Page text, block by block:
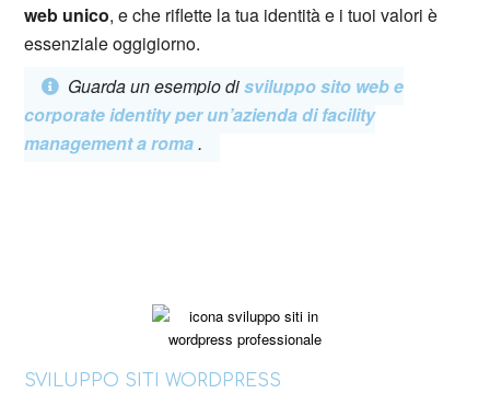
web unico, e che riflette la tua identità e i tuoi valori è
essenziale oggigiorno.
Guarda un esempio disviluppo sito web e
corporate identity per un’azienda di facility
management a roma.
SVILUPPO SITI WORDPRESS